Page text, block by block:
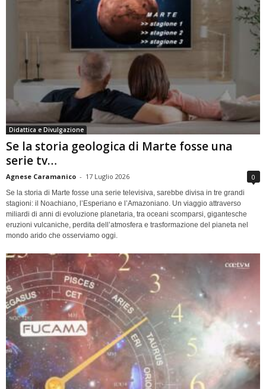
Didattica e Divulgazione
Se la storia geologica di Marte fosse una
serie tv…
Agnese Caramanico - 17 Luglio 2026 0
Se la storia di Marte fosse una serie televisiva, sarebbe divisa in tre grandi
stagioni: il Noachiano, l’Esperiano e l’Amazoniano. Un viaggio attraverso
miliardi di anni di evoluzione planetaria, tra oceani scomparsi, gigantesche
eruzioni vulcaniche, perdita dell’atmosfera e trasformazione del pianeta nel
mondo arido che osserviamo oggi.